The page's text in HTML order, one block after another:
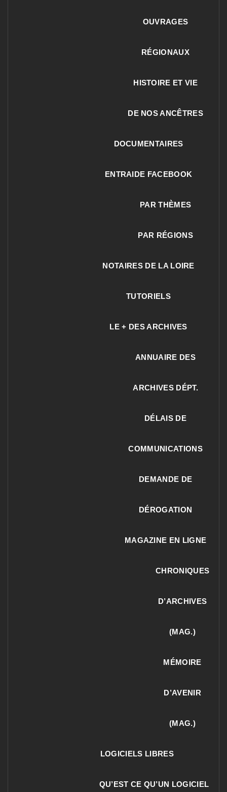
OUVRAGES
RÉGIONAUX
HISTOIRE ET VIE
DE NOS ANCÊTRES
DOCUMENTAIRES
ENTRAIDE FACEBOOK
PAR THÈMES
PAR RÉGIONS
NOTAIRES DE LA LOIRE
TUTORIELS
LE + DES ARCHIVES
ANNUAIRE DES
ARCHIVES DÉPT.
DÉLAIS DE
COMMUNICATIONS
DEMANDE DE
DÉROGATION
MAGAZINE EN LIGNE
CHRONIQUES
D’ARCHIVES
(MAG.)
MÉMOIRE
D’AVENIR
(MAG.)
LOGICIELS LIBRES
QU’EST CE QU’UN LOGICIEL